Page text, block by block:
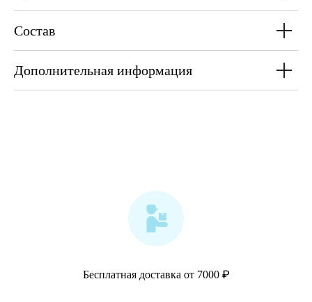
Состав
Дополнительная информация
Бесплатная доставка от 7000 ₽